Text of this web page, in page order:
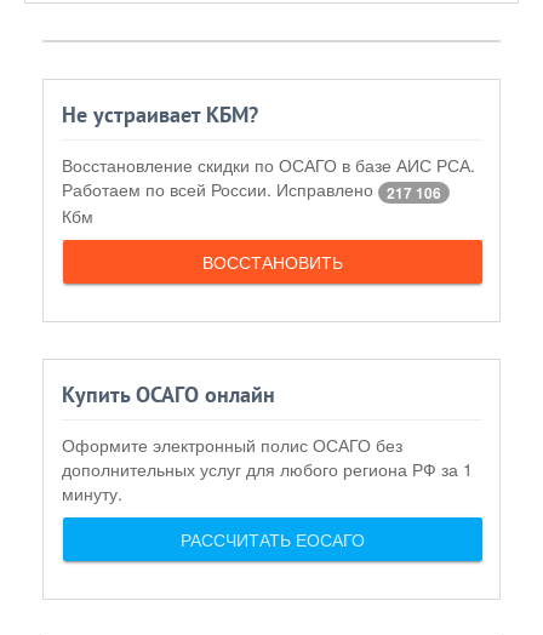
Не устраивает КБМ?
Восстановление скидки по ОСАГО в базе АИС РСА.
Работаем по всей России. Исправлено
217 106
Кбм
ВОССТАНОВИТЬ
Купить ОСАГО онлайн
Оформите электронный полис ОСАГО без
дополнительных услуг для любого региона РФ за 1
минуту.
РАССЧИТАТЬ ЕОСАГО